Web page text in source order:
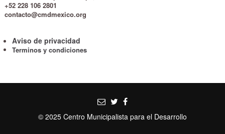
+52 228 106 2801
contacto@cmdmexico.org
Aviso de privacidad
Terminos y condiciones
© 2025 Centro Municipalista para el Desarrollo